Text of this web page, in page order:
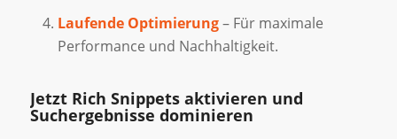
Laufende Optimierung– Für maximale
Performance und Nachhaltigkeit.
Jetzt Rich Snippets aktivieren und
Suchergebnisse dominieren